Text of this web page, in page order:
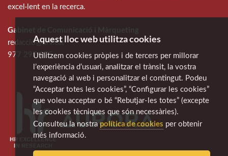
excel·lent en la recerca.
Gabinet de Comunicació i Màrqueting
redaccio@urv.cat
977 297 975
Aquest lloc web utilitza cookies
Utilitzem cookies pròpies i de tercers per millorar
l’experiència d’usuari, analitzar el trànsit, la vostra
navegació al web i personalitzar el contingut. Podeu
“Acceptar totes les cookies”, “Configurar les cookies”
que voleu acceptar o bé “Rebutjar-les totes” (excepte
les cookies tècniques que són necessàries).
Consulteu la nostra política de cookies per obtenir
més informació.